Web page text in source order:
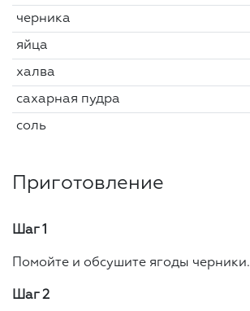
черника
яйца
халва
сахарная пудра
соль
Приготовление
Шаг 1
Помойте и обсушите ягоды черники.
Шаг 2